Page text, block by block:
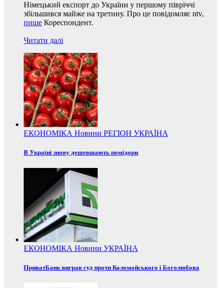
Німецький експорт до України у першому півріччі
збільшився майже на третину. Про це повідомляє ntv,
пише Кореспондент.
Читати далі
ЕКОНОМІКА Новини РЕГІОН УКРАЇНА
В Україні знову дешевшають помідори
ЕКОНОМІКА Новини УКРАЇНА
ПриватБанк виграв суд проти Коломойського і Боголюбова